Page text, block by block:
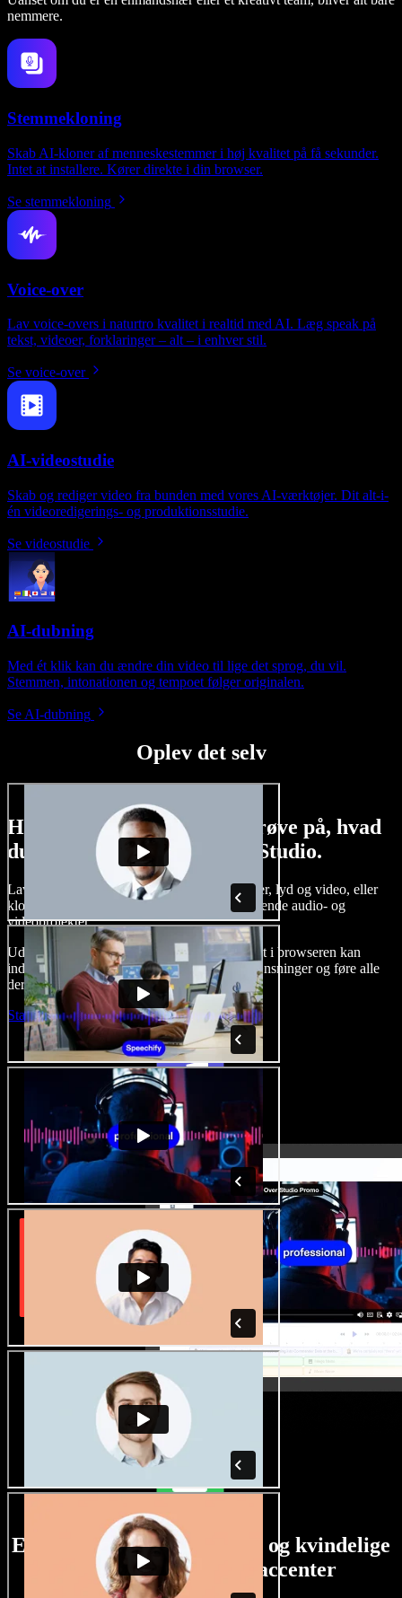
nemmere.
Stemmekloning
Skab AI-kloner af menneskestemmer i høj kvalitet på få sekunder.
Intet at installere. Kører direkte i din browser.
Se stemmekloning
Voice-over
Lav voice-overs i naturtro kvalitet i realtid med AI. Læg speak på
tekst, videoer, forklaringer – alt – i enhver stil.
Se voice-over
AI-videostudie
Skab og rediger video fra bunden med vores AI-værktøjer. Dit alt-i-
én videoredigerings- og produktionsstudie.
Se videostudie
AI-dubning
Med ét klik kan du ændre din video til lige det sprog, du vil.
Stemmen, intonationen og tempoet følger originalen.
Se AI-dubning
Oplev det selv
Her er bare en lille smagsprøve på, hvad
du kan lave med Speechify Studio.
Lav voice-overs, tilføj royaltyfrie stockbilleder, lyd og video, eller
klon din stemme og skab komplette, imponerende audio- og
videoprojekter.
Uden indlæringskurve og med alt tilgængeligt i browseren kan
indholdsskabere slippe for traditionelle begrænsninger og føre alle
deres kreative idéer ud i livet.
Start Studio
Et stort udvalg af mandlige og kvindelige
stemmer i alverdens accenter